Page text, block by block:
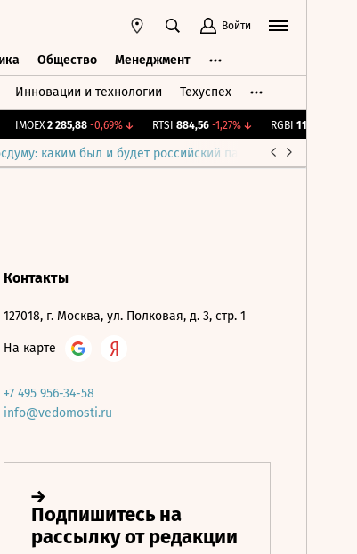
Войти
Общество Менеджмент
Инновации и технологии Техуспех
IMOEX 2 285,88 -0,69%↓ RTSI 884,56 -1,27%↓ RGBI 115,39
каким был и будет российский парламент
Контакты
127018, г. Москва, ул. Полковая, д. 3, стр. 1
На карте
+7 495 956-34-58
info@vedomosti.ru